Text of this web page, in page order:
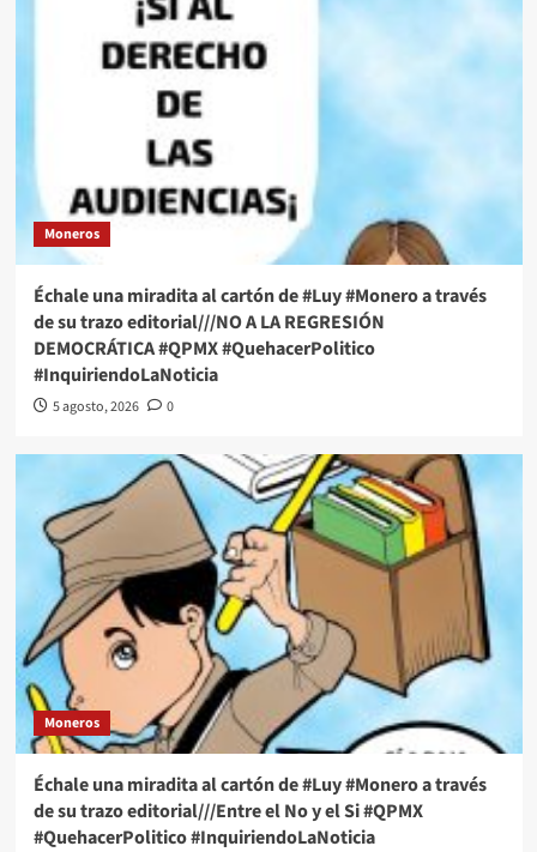
Moneros
Échale una miradita al cartón de #Luy #Monero a través
de su trazo editorial///NO A LA REGRESIÓN
DEMOCRÁTICA #QPMX #QuehacerPolitico
#InquiriendoLaNoticia
5 agosto, 2026 0
Moneros
Échale una miradita al cartón de #Luy #Monero a través
de su trazo editorial///Entre el No y el Si #QPMX
#QuehacerPolitico #InquiriendoLaNoticia